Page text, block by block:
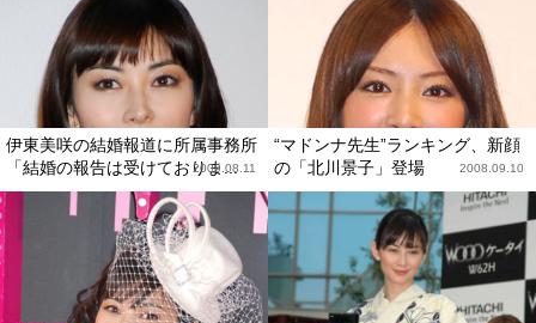
伊東美咲の結婚報道に所属事務所
「結婚の報告は受けておりま...
2009.08.11
“マドンナ先生”ランキング、新顔
の「北川景子」登場
2008.09.10